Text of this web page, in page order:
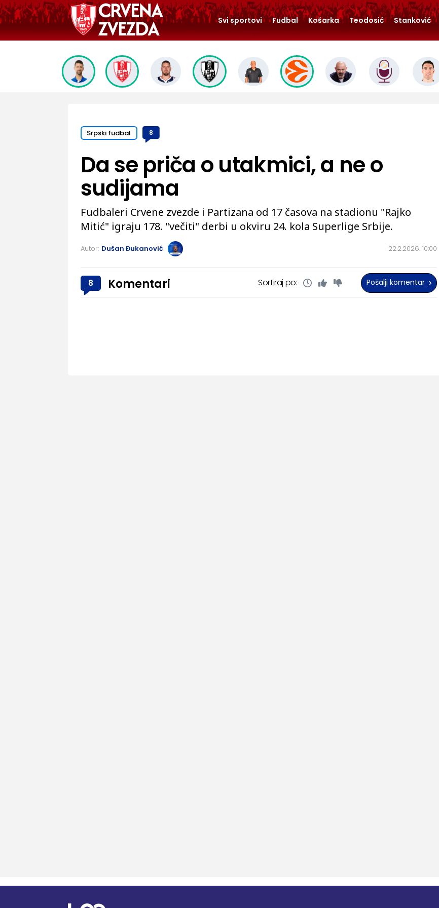
Svi sportovi Fudbal Košarka Teodosić Stanković
Srpski fudbal 8
22.2.2026. 10:00
Da se priča o utakmici, a ne o
sudijama
Fudbaleri Crvene zvezde i Partizana od 17 časova na stadionu "Rajko
Mitić" igraju 178. "večiti" derbi u okviru 24. kola Superlige Srbije.
Autor: Dušan Đukanović
8 Komentari Sortiraj po: Pošalji komentar